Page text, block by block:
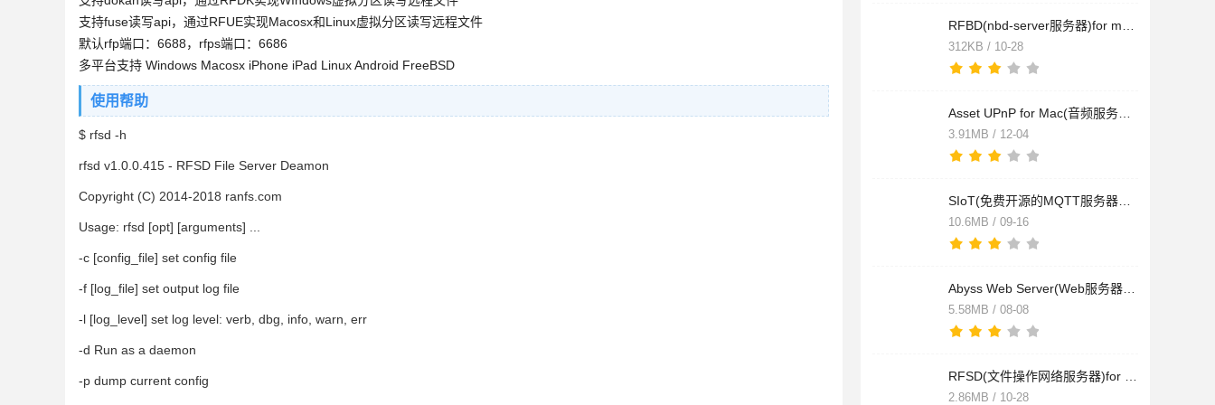
312KB / 10-28
3.91MB / 12-04
10.6MB / 09-16
5.58MB / 08-08
2.86MB / 10-28
支持fuse读写api，通过RFUE实现Macosx和Linux虚拟分区读写远程文件
默认rfp端口：6688，rfps端口：6686
多平台支持 Windows Macosx iPhone iPad Linux Android FreeBSD
使用帮助
$ rfsd -h
rfsd v1.0.0.415 - RFSD File Server Deamon
Copyright (C) 2014-2018 ranfs.com
Usage: rfsd [opt] [arguments] ...
-c [config_file] set config file
-f [log_file] set output log file
-l [log_level] set log level: verb, dbg, info, warn, err
-d Run as a daemon
-p dump current config